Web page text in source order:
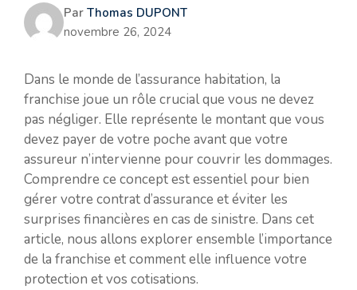
Par Thomas DUPONT
novembre 26, 2024
Dans le monde de l’assurance habitation, la
franchise joue un rôle crucial que vous ne devez
pas négliger. Elle représente le montant que vous
devez payer de votre poche avant que votre
assureur n’intervienne pour couvrir les dommages.
Comprendre ce concept est essentiel pour bien
gérer votre contrat d’assurance et éviter les
surprises financières en cas de sinistre. Dans cet
article, nous allons explorer ensemble l’importance
de la franchise et comment elle influence votre
protection et vos cotisations.